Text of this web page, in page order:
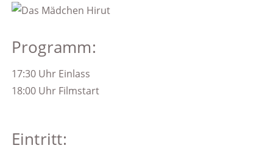
Programm:
17:30 Uhr Einlass
18:00 Uhr Filmstart
Eintritt: